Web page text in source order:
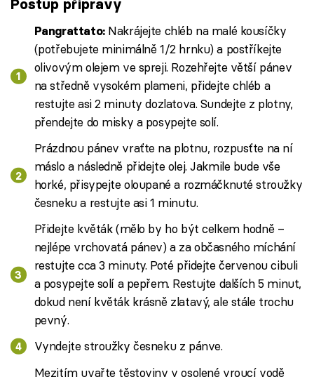
Postup přípravy
Pangrattato:Nakrájejte chléb na malé kousíčky
(potřebujete minimálně 1/2 hrnku) a postříkejte
olivovým olejem ve spreji. Rozehřejte větší pánev
na středně vysokém plameni, přidejte chléb a
restujte asi 2 minuty dozlatova. Sundejte z plotny,
přendejte do misky a posypejte solí.
Prázdnou pánev vraťte na plotnu, rozpusťte na ní
máslo a následně přidejte olej. Jakmile bude vše
horké, přisypejte oloupané a rozmáčknuté stroužky
česneku a restujte asi 1 minutu.
Přidejte květák (mělo by ho být celkem hodně –
nejlépe vrchovatá pánev) a za občasného míchání
restujte cca 3 minuty. Poté přidejte červenou cibuli
a posypejte solí a pepřem. Restujte dalších 5 minut,
dokud není květák krásně zlatavý, ale stále trochu
pevný.
Vyndejte stroužky česneku z pánve.
Mezitím uvařte těstoviny v osolené vroucí vodě